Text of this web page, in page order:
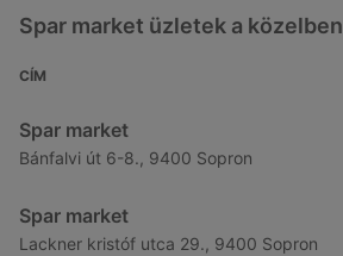
Spar market üzletek a közelben
CÍM
Spar market
Bánfalvi út 6-8., 9400 Sopron
Spar market
Lackner kristóf utca 29., 9400 Sopron